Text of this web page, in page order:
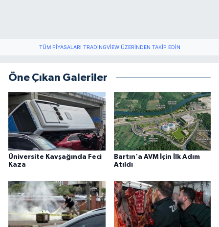
TÜM PIYASALARI TRADINGVIEW ÜZERINDEN TAKIP EDIN
Öne Çıkan Galeriler
Üniversite Kavşağında Feci
Kaza
Bartın'a AVM İçin İlk Adım
Atıldı